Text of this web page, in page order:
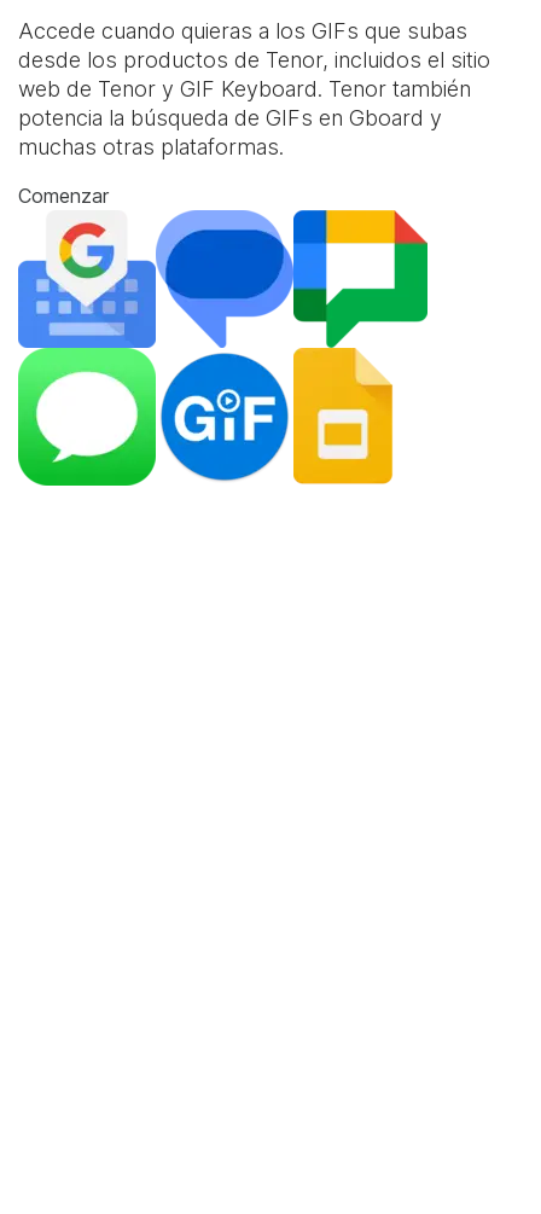
Accede cuando quieras a los GIFs que subas
desde los productos de Tenor, incluidos el sitio
web de Tenor y GIF Keyboard. Tenor también
potencia la búsqueda de GIFs en Gboard y
muchas otras plataformas.
Comenzar